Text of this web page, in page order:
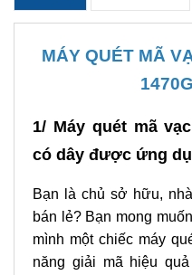
MÁY QUÉT MÃ
1/ Máy quét mã
có dây được ứng
Bạn là chủ sở hữu,
bán lẻ? Bạn mong
mình một chiếc máy
năng giải mã hiệu